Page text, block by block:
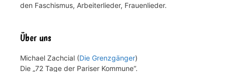
den Faschismus, Arbeiterlieder, Frauenlieder.
Über uns
Michael Zachcial (Die Grenzgänger)
Die „72 Tage der Pariser Kommune“.